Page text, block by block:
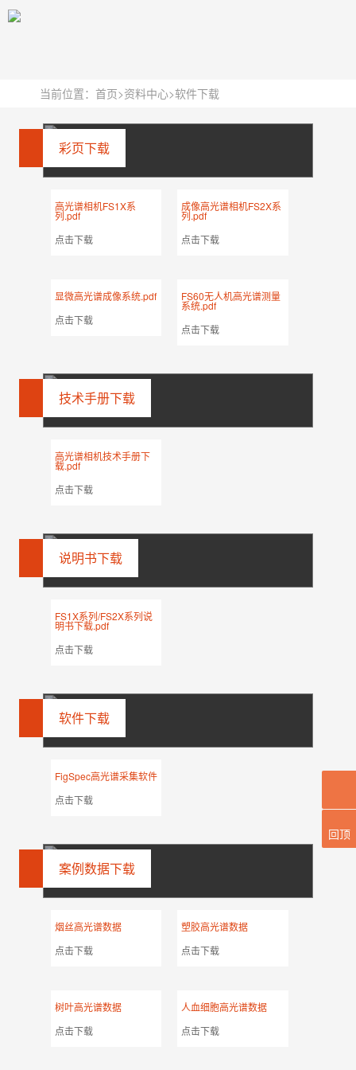
当前位置：首页>资料中心>软件下载
彩页下载
高光谱相机FS1X系
列.pdf
点击下载
成像高光谱相机FS2X系
列.pdf
点击下载
显微高光谱成像系统.pdf
点击下载
FS60无人机高光谱测量
系统.pdf
点击下载
技术手册下载
高光谱相机技术手册下
载.pdf
点击下载
说明书下载
FS1X系列/FS2X系列说
明书下载.pdf
点击下载
软件下载
FigSpec高光谱采集软件
点击下载
案例数据下载
烟丝高光谱数据
点击下载
塑胶高光谱数据
点击下载
树叶高光谱数据
点击下载
人血细胞高光谱数据
点击下载
回顶